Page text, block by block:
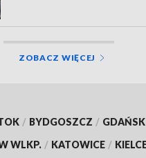
ZOBACZ WIĘCEJ
/ BYDGOSZCZ / GDAŃSK
WLKP. / KATOWICE /